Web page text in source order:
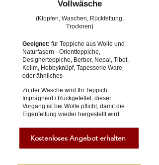
Vollwäsche
(Klopfen, Waschen, Rückfettung,
Trocknen)
Geeignet: für Teppiche aus Wolle und
Naturfasern - Orientteppiche,
Designerteppiche, Berber, Nepal, Tibet,
Kelim, Hobbyknüpf, Tapesserie Ware
oder ähnliches
Zu der Wäsche wird Ihr Teppich
Imprägniert / Rückgefettet, dieser
Vorgang ist bei Wolle pflicht, damit die
Eigenfettung wieder hergestellt wird.
Kostenloses Angebot erhalten